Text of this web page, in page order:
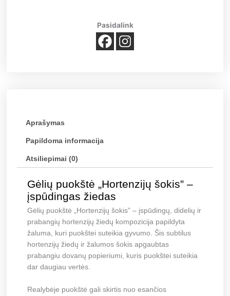
Pasidalink
Aprašymas
Papildoma informacija
Atsiliepimai (0)
Gėlių puokštė „Hortenzijų šokis” –
įspūdingas žiedas
Gėlių puokštė „Hortenzijų šokis” – įspūdingų, didelių ir
prabangių hortenzijų žiedų kompozicija papildyta
žaluma, kuri puokštei suteikia gyvumo. Šis subtilus
hortenzijų žiedų ir žalumos šokis apgaubtas
prabangiu dovanų popieriumi, kuris puokštei suteikia
dar daugiau vertės.
Realybėje puokštė gali skirtis nuo esančios